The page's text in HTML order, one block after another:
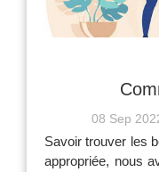
08 Sep
Savoir trouver les
appropriée, nous